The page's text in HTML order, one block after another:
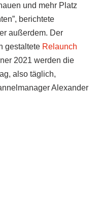
und mehr Platz
berichtete
außerdem. Der
gestaltete Relaunch
2021 werden die
also täglich,
Alexander